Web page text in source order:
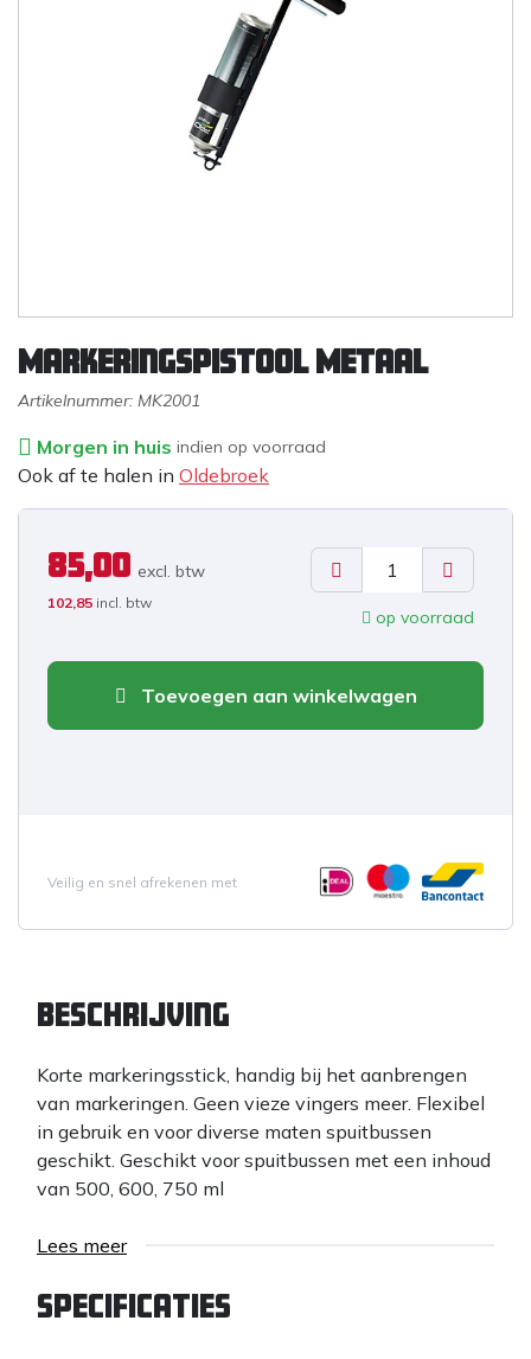
Markeringspistool Metaal
Artikelnummer: MK2001
Morgen in huis indien op voorraad
Ook af te halen in Oldebroek
85,00 excl. btw
102,85 incl. btw
op voorraad
Toevoegen aan winkelwagen
Veilig en snel afrekenen met
Beschrijving
Korte markeringsstick, handig bij het aanbrengen
van markeringen. Geen vieze vingers meer. Flexibel
in gebruik en voor diverse maten spuitbussen
geschikt. Geschikt voor spuitbussen met een inhoud
van 500, 600, 750 ml
Lees meer
Specificaties